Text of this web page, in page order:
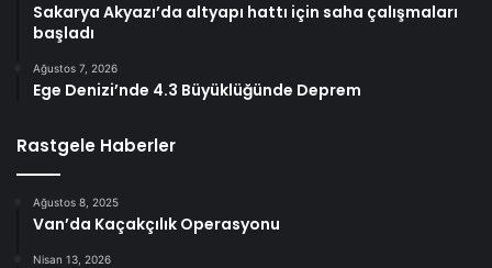
Sakarya Akyazı’da altyapı hattı için saha çalışmaları
başladı
Ağustos 7, 2026
Ege Denizi’nde 4.3 Büyüklüğünde Deprem
Rastgele Haberler
Ağustos 8, 2025
Van’da Kaçakçılık Operasyonu
Nisan 13, 2026